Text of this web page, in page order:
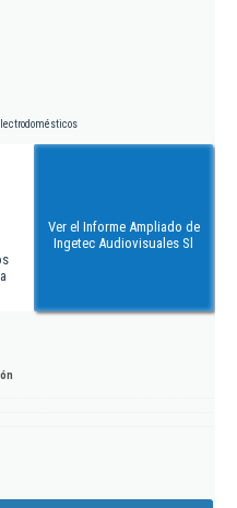
Ver el Informe Ampliado de
Ingetec Audiovisuales Sl